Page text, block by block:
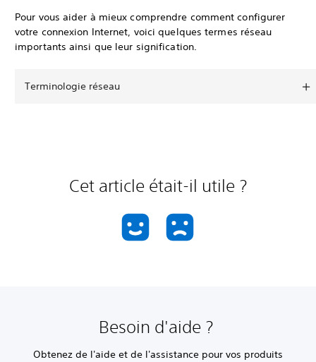
Pour vous aider à mieux comprendre comment configurer
votre connexion Internet, voici quelques termes réseau
importants ainsi que leur signification.
Terminologie réseau
Cet article était-il utile ?
Besoin d'aide ?
Obtenez de l'aide et de l'assistance pour vos produits